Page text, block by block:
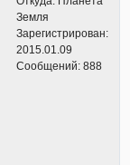
Земля
Зарегистрирован:
2015.01.09
Сообщений: 888